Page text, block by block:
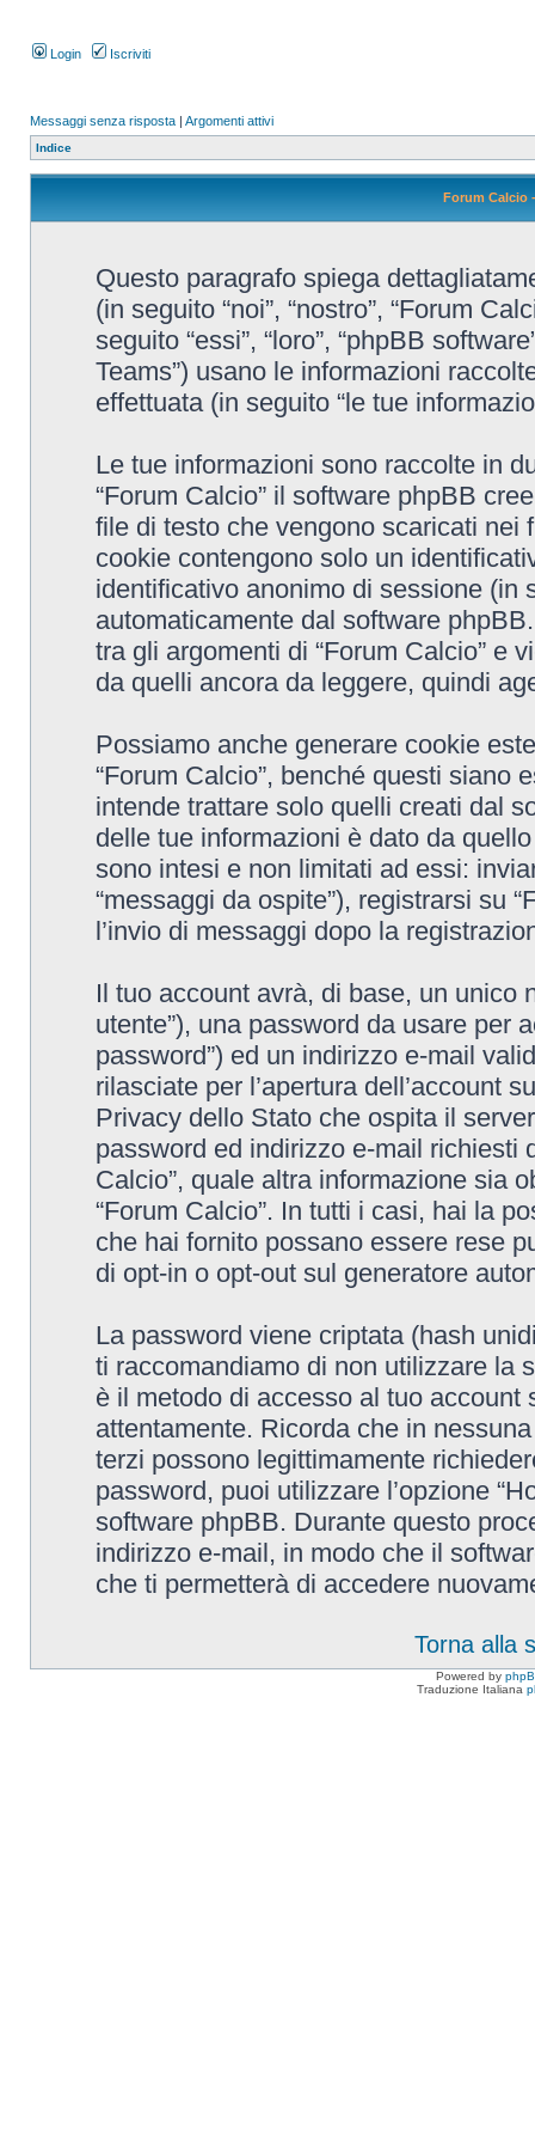
Login Iscriviti
Messaggi senza risposta | Argomenti attivi
Indice
Forum Calcio
Questo paragrafo spiega
(in seguito “noi”, “nostro”, “Forum
seguito “essi”, “loro”, “phpBB
Teams”) usano le informazioni
effettuata (in seguito “le tue
Le tue informazioni sono raccolte in
“Forum Calcio” il software phpBB
file di testo che vengono scaricati nei
cookie contengono solo un
identificativo anonimo di sessione (in
automaticamente dal software
tra gli argomenti di “Forum Calcio” e
da quelli ancora da leggere, quindi
Possiamo anche generare cookie
“Forum Calcio”, benché questi siano
intende trattare solo quelli creati dal
delle tue informazioni è dato da
sono intesi e non limitati ad essi:
“messaggi da ospite”), registrarsi su
l’invio di messaggi dopo la
Il tuo account avrà, di base, un unico
utente”), una password da usare per
password”) ed un indirizzo e-mail
rilasciate per l’apertura dell’account
Privacy dello Stato che ospita il
password ed indirizzo e-mail richiesti
Calcio”, quale altra informazione sia
“Forum Calcio”. In tutti i casi, hai la
che hai fornito possano essere rese
di opt-in o opt-out sul generatore
La password viene criptata (hash
ti raccomandiamo di non utilizzare la
è il metodo di accesso al tuo account
attentamente. Ricorda che in
terzi possono legittimamente
password, puoi utilizzare l’opzione
software phpBB. Durante questo
indirizzo e-mail, in modo che il
che ti permetterà di accedere
Torna alla
Powered by
Traduzione Italiana